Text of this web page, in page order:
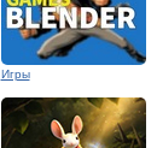
Игры